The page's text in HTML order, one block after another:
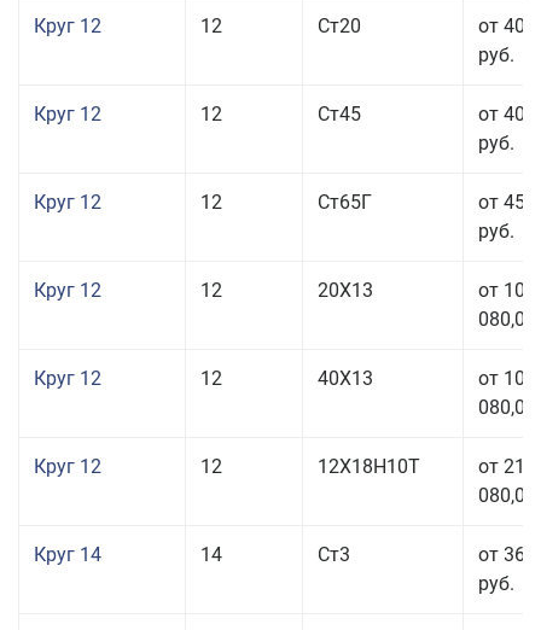
Круг 12 12 Ст20
от 40
руб.
Круг 12 12 Ст45
от 40
руб.
Круг 12 12 Ст65Г
от 45
руб.
Круг 12 12 20Х13
от 103
080,00
Круг 12 12 40Х13
от 103
080,00
Круг 12 12 12Х18Н10Т
от 212
080,00
Круг 14 14 Ст3
от 36
руб.